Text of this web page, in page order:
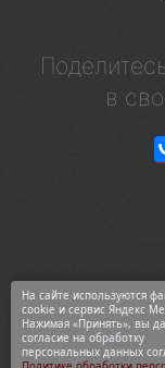
в
На сайте используются
cookie и сервис Яндекс
Нажимая «Принять», вы
согласие на обработку
персональных данных